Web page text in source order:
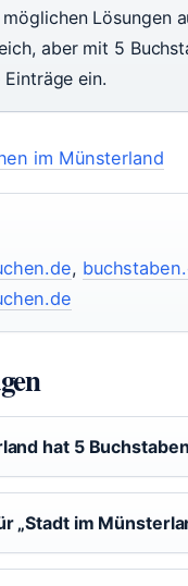
Lösungen
aber mit 5
ein.
im Münsterland
,
hat 5
„Stadt im